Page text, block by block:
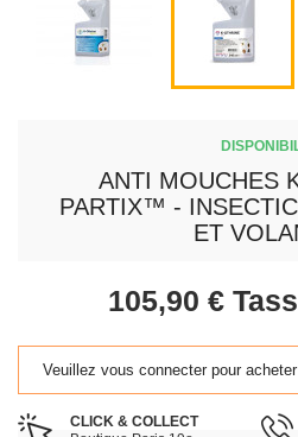
ANTI MOUCHES
PARTIX™ -
ET
105,90 €
Veuillez vous connecter pour
CLICK & COLLECT